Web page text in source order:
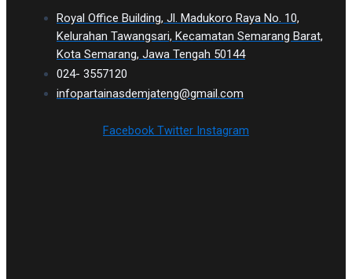
Royal Office Building, Jl. Madukoro Raya No. 10,
Kelurahan Tawangsari, Kecamatan Semarang Barat,
Kota Semarang, Jawa Tengah 50144
024- 3557120
infopartainasdemjateng@gmail.com
Facebook Twitter Instagram